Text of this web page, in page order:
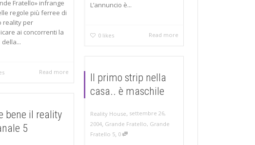
L’annuncio è...
0 likes Read more
Fratello» infrange
regole più ferree di
reality per
ai concorrenti la
Read more
Il primo strip nella
casa.. è maschile
Reality House, settembre 26,
2004 Grande Fratello, Grande
Fratello 5 0
bene il reality
5